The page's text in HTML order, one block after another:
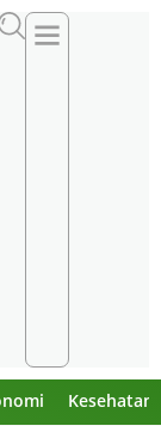
Kesehatan